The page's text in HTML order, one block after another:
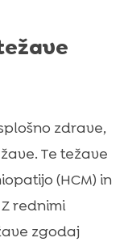
zdrave,
Te težave
(HCM) in
rednimi
zgodaj